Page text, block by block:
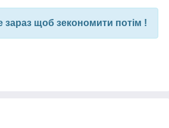
зараз щоб зекономити потім !